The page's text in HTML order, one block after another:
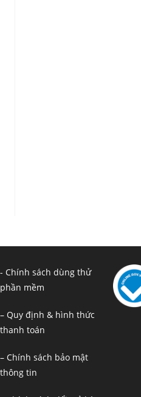
- Chính sách dùng thử
phần mềm
– Quy định & hình thức
thanh toán
– Chính sách bảo mật
thông tin